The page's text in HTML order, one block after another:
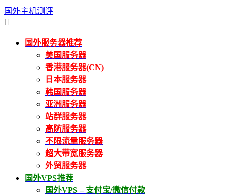
国外主机测评

国外服务器推荐
美国服务器
香港服务器(CN)
日本服务器
韩国服务器
亚洲服务器
站群服务器
高防服务器
不限流量服务器
超大带宽服务器
外贸服务器
国外VPS推荐
国外VPS – 支付宝/微信付款